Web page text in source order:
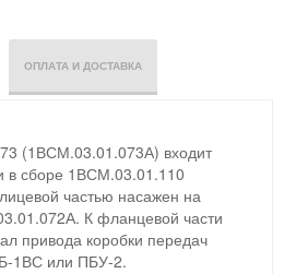
ОПЛАТА И ДОСТАВКА
(1ВСМ.03.01.073А) входит
в сборе 1ВСМ.03.01.110
частью насажен на
К фланцевой части
привода коробки передач
1ВС или ПБУ-2.